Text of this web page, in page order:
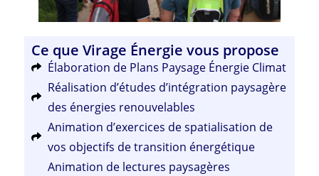
Ce que Virage Énergie vous propose
Élaboration de Plans Paysage Énergie Climat
Réalisation d’études d’intégration paysagère
des énergies renouvelables
Animation d’exercices de spatialisation de
vos objectifs de transition énergétique
Animation de lectures paysagères